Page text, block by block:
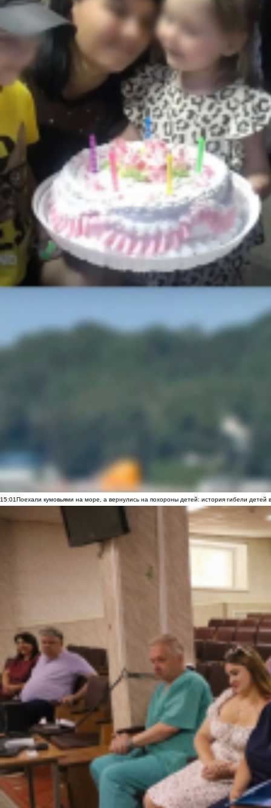
15:01Поехали кумовьями на море, а вернулись на похороны детей: история гибели детей